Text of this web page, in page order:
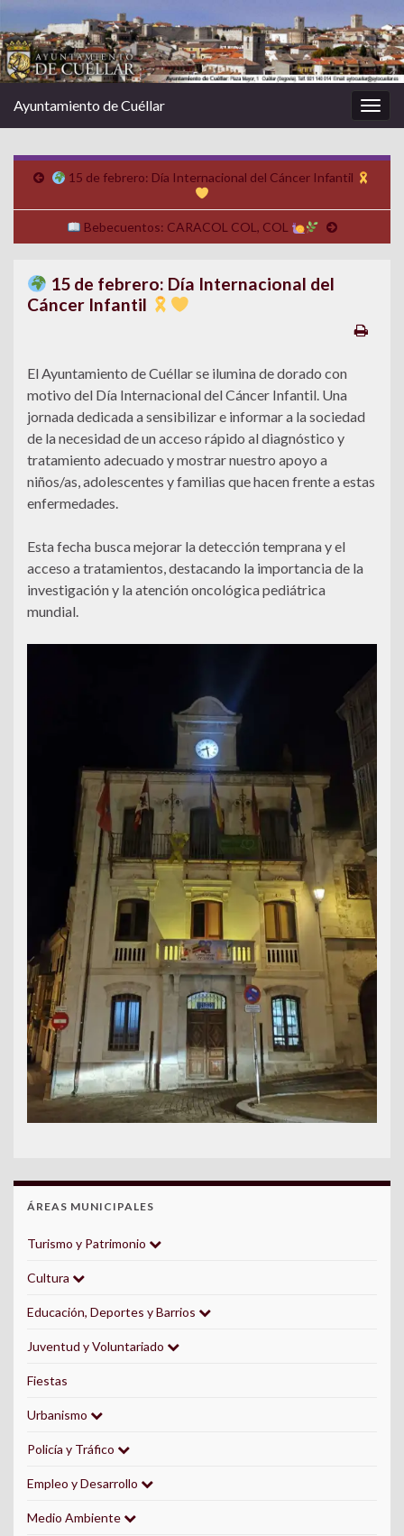
la
Ayuntamiento de Cuéllar
15 de febrero: Día Internacional del Cáncer Infantil
Bebecuentos: CARACOL COL, COL
15 de febrero: Día Internacional del
Cáncer Infantil
El Ayuntamiento de Cuéllar se ilumina de dorado con
motivo del Día Internacional del Cáncer Infantil. Una
jornada dedicada a sensibilizar e informar a la sociedad
de la necesidad de un acceso rápido al diagnóstico y
tratamiento adecuado y mostrar nuestro apoyo a
niños/as, adolescentes y familias que hacen frente a estas
enfermedades.
Esta fecha busca mejorar la detección temprana y el
acceso a tratamientos, destacando la importancia de la
investigación y la atención oncológica pediátrica
mundial.
ÁREAS MUNICIPALES
Turismo y Patrimonio
Cultura
Educación, Deportes y Barrios
Juventud y Voluntariado
Fiestas
Urbanismo
Policía y Tráfico
Empleo y Desarrollo
Medio Ambiente